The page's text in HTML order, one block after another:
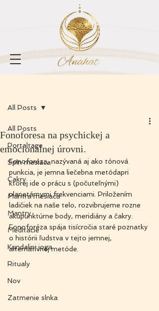
All Posts
Portaltage
Spln mesiaca
Cakry
Mantra mesiaca
Mantry
Meditacie
Kundalini joga
Ritualy
Nov
Zatmenie slnka
All Posts
Fonoforesa na psychickej a
emocionalnej úrovni.
Fonoforéza, nazývaná aj ako tónová
punkcia, je jemna liečebna metódapri
ktorej ide o prácu s (počuteľnými)
planetárnymi frekvenciami. Priložením
ladičiek na naše telo, rozvibrujeme rozne
akupunktúrne body, meridiány a čakry.
Fonoforéza spája tisícročia staré poznatky
o histórii ľudstva v tejto jemnej,
alternatívnej metóde.